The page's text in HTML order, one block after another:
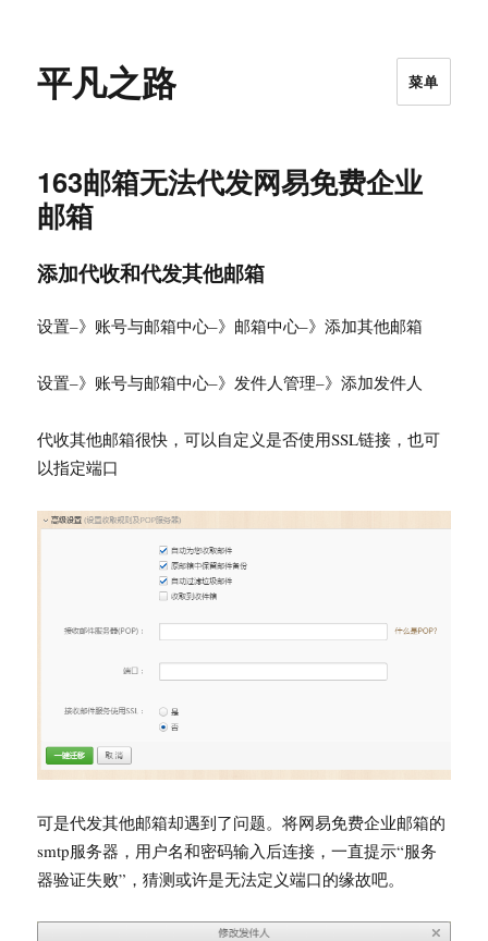
平凡之路 菜单
163邮箱无法代发网易免费企业
邮箱
添加代收和代发其他邮箱
设置–》账号与邮箱中心–》邮箱中心–》添加其他邮箱
设置–》账号与邮箱中心–》发件人管理–》添加发件人
代收其他邮箱很快，可以自定义是否使用SSL链接，也可
以指定端口
可是代发其他邮箱却遇到了问题。将网易免费企业邮箱的
smtp服务器，用户名和密码输入后连接，一直提示“服务
器验证失败”，猜测或许是无法定义端口的缘故吧。